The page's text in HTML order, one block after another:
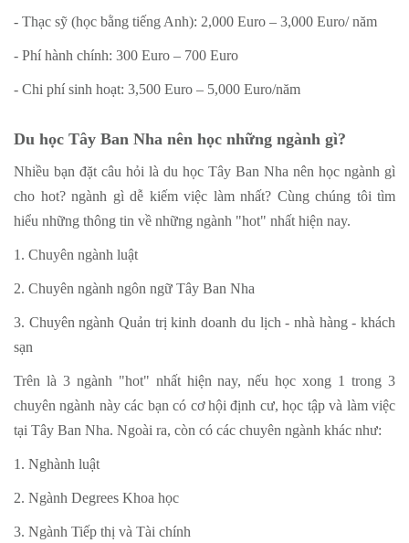
- Thạc sỹ (học bằng tiếng Anh): 2,000 Euro – 3,000 Euro/ năm
- Phí hành chính: 300 Euro – 700 Euro
- Chi phí sinh hoạt: 3,500 Euro – 5,000 Euro/năm
Du học Tây Ban Nha nên học những ngành gì?
Nhiều bạn đặt câu hỏi là du học Tây Ban Nha nên học ngành gì
cho hot? ngành gì dễ kiếm việc làm nhất? Cùng chúng tôi tìm
hiểu những thông tin về những ngành "hot" nhất hiện nay.
1. Chuyên ngành luật
2. Chuyên ngành ngôn ngữ Tây Ban Nha
3. Chuyên ngành Quản trị kinh doanh du lịch - nhà hàng - khách
sạn
Trên là 3 ngành "hot" nhất hiện nay, nếu học xong 1 trong 3
chuyên ngành này các bạn có cơ hội định cư, học tập và làm việc
tại Tây Ban Nha. Ngoài ra, còn có các chuyên ngành khác như:
1. Nghành luật
2. Ngành Degrees Khoa học
3. Ngành Tiếp thị và Tài chính